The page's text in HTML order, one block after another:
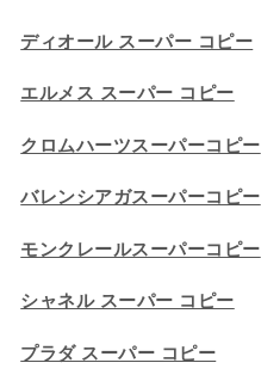
ディオール スーパー コピー
エルメス スーパー コピー
クロムハーツスーパーコピー
バレンシアガスーパーコピー
モンクレールスーパーコピー
シャネル スーパー コピー
プラダ スーパー コピー